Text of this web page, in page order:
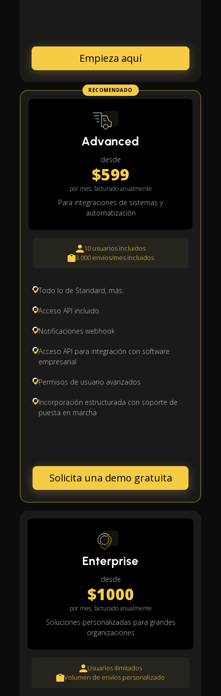
Empieza aquí
RECOMENDADO
Advanced
desde
$599
por mes, facturado anualmente
Para integraciones de sistemas y
automatización
10 usuarios incluidos
3.000 envíos/mes incluidos
Todo lo de Standard, más:
Acceso API incluido
Notificaciones webhook
Acceso API para integración con software
empresarial
Permisos de usuario avanzados
Incorporación estructurada con soporte de
puesta en marcha
Solicita una demo gratuita
Enterprise
desde
$1000
por mes, facturado anualmente
Soluciones personalizadas para grandes
organizaciones
Usuarios ilimitados
Volumen de envíos personalizado